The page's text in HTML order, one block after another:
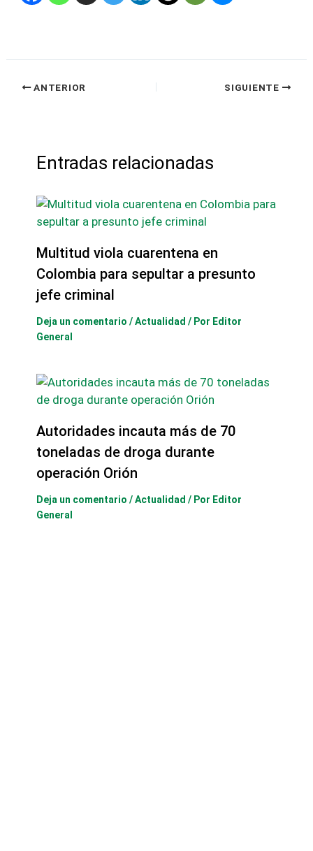
ANTERIOR SIGUIENTE
Entradas relacionadas
Multitud viola cuarentena en
Colombia para sepultar a presunto
jefe criminal
Deja un comentario /Actualidad / Por Editor
General
Autoridades incauta más de 70
toneladas de droga durante
operación Orión
Deja un comentario /Actualidad / Por Editor
General